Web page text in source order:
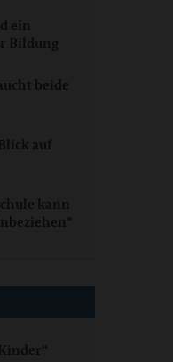
ein
Bildung
beide
auf
kann